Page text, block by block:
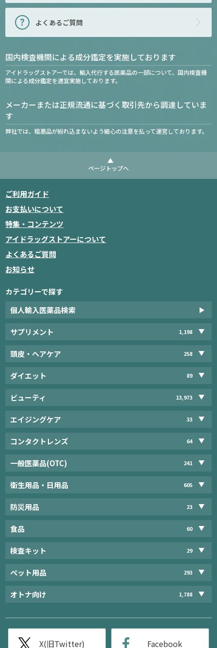
よくあるご質問
国内検査機関による成分鑑定を実施しております
アイドラッグストアーでは、輸入代行する医薬品の一部について、国内検査機
関による成分鑑定を適宜実施しております。
メーカーまたは正規流通に基づく取引先から調達していま
す
弊社では、粗悪品が紛れ込まないよう細心の注意を払って運営しております。
ページトップへ
ご利用ガイド
お支払いについて
特集・コンテンツ
アイドラッグストアーについて
よくあるご質問
お知らせ
カテゴリーで探す
個人輸入医薬品検索
サプリメント 1,198
頭皮・ヘアケア 258
ダイエット 89
ビューティ 13,973
エイジングケア 33
コンタクトレンズ 64
一般医薬品(OTC) 241
衛生用品・日用品 605
防災用品 23
食品 60
検査キット 29
ペット用品 293
オトナ向け 1,788
X(旧Twitter) Facebook